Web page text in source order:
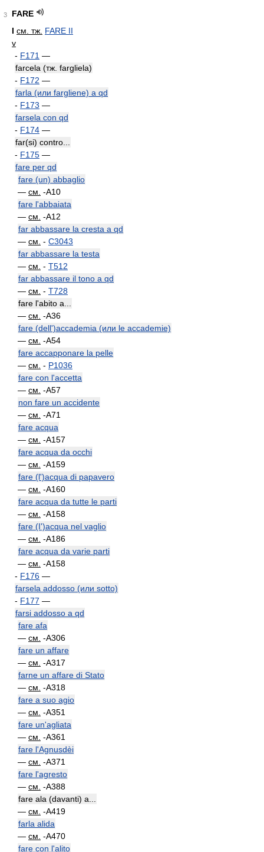
3
FARE
I см. тж. FARE II
v
- F171 —
farcela (тж. fargliela)
- F172 —
farla (или fargliene) a qd
- F173 —
farsela con qd
- F174 —
far(si) contro...
- F175 —
fare per qd
fare (un) abbaglio
— см. -A10
fare l'abbaiata
— см. -A12
far abbassare la cresta a qd
— см. - C3043
far abbassare la testa
— см. - T512
far abbassare il tono a qd
— см. - T728
fare l'abito a...
— см. -A36
fare (dell')accademia (или le accademie)
— см. -A54
fare accapponare la pelle
— см. - P1036
fare con l'accetta
— см. -A57
non fare un accidente
— см. -A71
fare acqua
— см. -A157
fare acqua da occhi
— см. -A159
fare (l')acqua di papavero
— см. -A160
fare acqua da tutte le parti
— см. -A158
fare (I')acqua nel vaglio
— см. -A186
fare acqua da varie parti
— см. -A158
- F176 —
farsela addosso (или sotto)
- F177 —
farsi addosso a qd
fare afa
— см. -A306
fare un affare
— см. -A317
farne un affare di Stato
— см. -A318
fare a suo agio
— см. -A351
fare un'agliata
— см. -A361
fare l'Agnusdèi
— см. -A371
fare l'agresto
— см. -A388
fare ala (davanti) a...
— см. -A419
farla alida
— см. -A470
fare con l'alito